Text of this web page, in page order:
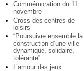
Commémoration du 11
novembre
Cross des centres de
loisirs
“Poursuivre ensemble la
construction d’une ville
dynamique, solidaire,
tolérante”
L’amour des jeux